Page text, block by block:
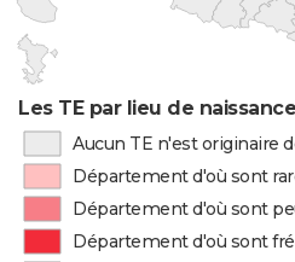
Les TE par lieu de naissance
Aucun TE n'est originaire
Département d'où sont
Département d'où sont
Département d'où sont